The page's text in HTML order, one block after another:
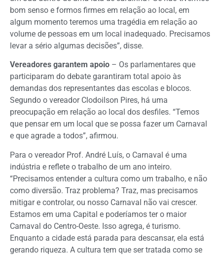
bom senso e formos firmes em relação ao local, em
algum momento teremos uma tragédia em relação ao
volume de pessoas em um local inadequado. Precisamos
levar a sério algumas decisões”, disse.
Vereadores garantem apoio – Os parlamentares que
participaram do debate garantiram total apoio às
demandas dos representantes das escolas e blocos.
Segundo o vereador Clodoilson Pires, há uma
preocupação em relação ao local dos desfiles. “Temos
que pensar em um local que se possa fazer um Carnaval
e que agrade a todos”, afirmou.
Para o vereador Prof. André Luís, o Carnaval é uma
indústria e reflete o trabalho de um ano inteiro.
“Precisamos entender a cultura como um trabalho, e não
como diversão. Traz problema? Traz, mas precisamos
mitigar e controlar, ou nosso Carnaval não vai crescer.
Estamos em uma Capital e poderíamos ter o maior
Carnaval do Centro-Oeste. Isso agrega, é turismo.
Enquanto a cidade está parada para descansar, ela está
gerando riqueza. A cultura tem que ser tratada como se